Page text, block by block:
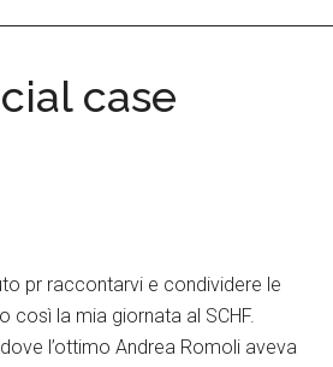
case
pr raccontarvi e condividere le
la mia giornata al SCHF.
l’ottimo Andrea Romoli aveva